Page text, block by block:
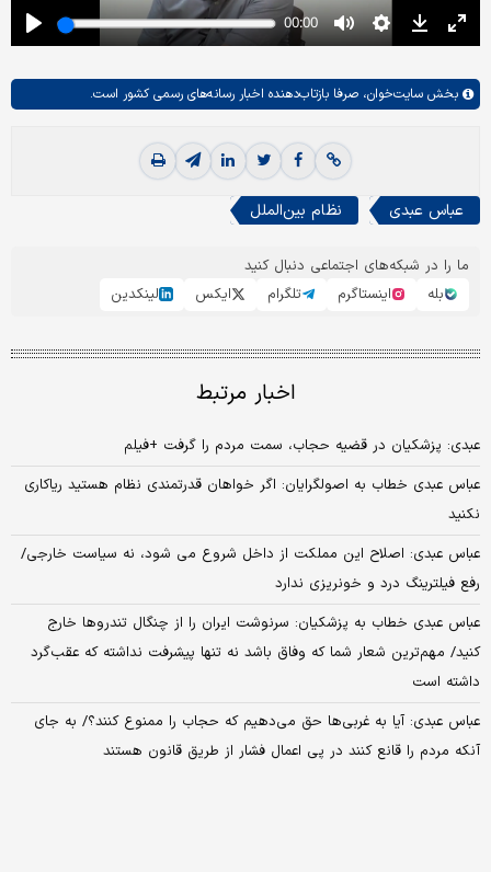
بخش سایت‌خوان، صرفا بازتاب‌دهنده اخبار رسانه‌های رسمی کشور است.
عباس عبدی نظام بین‌الملل
ما را در شبکه‌های اجتماعی دنبال کنید
بله
اینستاگرم تلگرام ایکس لینکدین
اخبار مرتبط
عبدی: پزشکیان در قضیه حجاب، سمت مردم را گرفت +فیلم
عباس عبدی خطاب به اصولگرایان: اگر خواهان قدرتمندی نظام هستید ریاکاری
نکنید
عباس عبدی: اصلاح این مملکت از داخل شروع می شود، نه سیاست خارجی/
رفع فیلترینگ درد و خونریزی ندارد
عباس عبدی خطاب به پزشکیان: سرنوشت ایران را از چنگال تندروها خارج
کنید/ مهم‌ترین شعار شما که وفاق باشد نه تنها پیشرفت نداشته که عقب‌گرد
داشته است
عباس عبدی: آیا به غربی‌ها حق می‌دهیم که حجاب را ممنوع کنند؟/ به جای
آنکه مردم را قانع کنند در پی اعمال فشار از طریق قانون هستند